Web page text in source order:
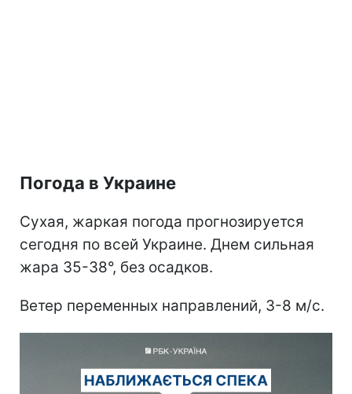
Погода в Украине
Сухая, жаркая погода прогнозируется
сегодня по всей Украине. Днем сильная
жара 35-38°, без осадков.
Ветер переменных направлений, 3-8 м/с.